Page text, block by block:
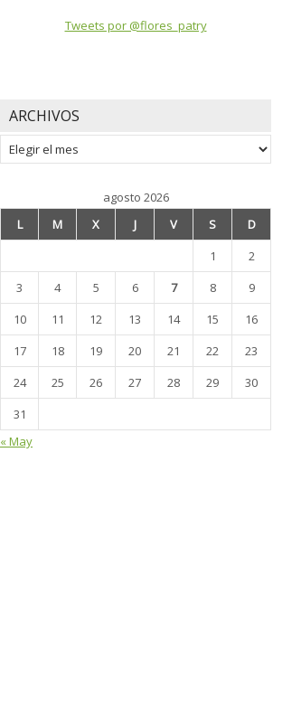
Tweets por @flores_patry
ARCHIVOS
Archivos
agosto 2026
L
M X J V S
D
1
2
3
4 5 6 7 8
9
10
11 12 13 14 15
16
17
18 19 20 21 22
23
24
25 26 27 28 29
30
31
« May